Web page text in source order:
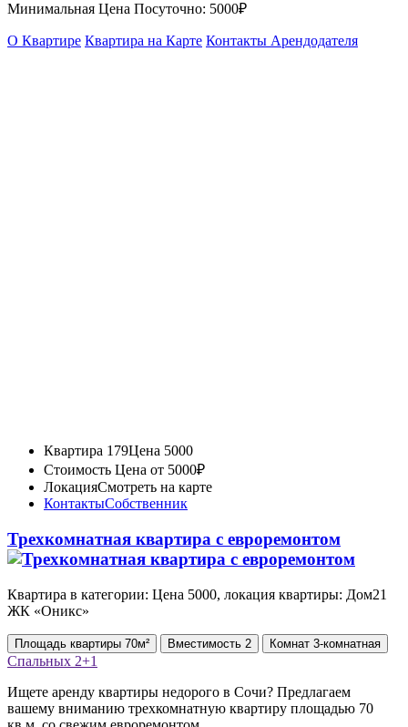
Минимальная Цена Посуточно: 5000₽
О Квартире Квартира на Карте Контакты Арендодателя
Квартира 179Цена 5000
Стоимость Цена от 5000₽
ЛокацияСмотреть на карте
КонтактыСобственник
Трехкомнатная квартира с евроремонтом
Квартира в категории: Цена 5000, локация квартиры: Дом21
ЖК «Оникс»
Площадь квартиры 70м² Вместимость 2 Комнат 3-комнатная
Спальных 2+1
Ищете аренду квартиры недорого в Сочи? Предлагаем
вашему вниманию трехкомнатную квартиру площадью 70